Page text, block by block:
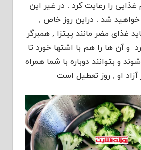
غذایی را رعایت کرد . در غیر این
شد . دراین روز خاص ,
غذای مضر مانند پیتزا , همبرگر
و آن ها را هم با اشتها خورد تا
و بتوانند دوباره با شما همراه
آزاد او , روز تعطیل است